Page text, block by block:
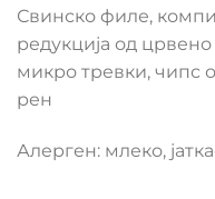
Свинско филе,
редукција од
микро тревки, чипс
рен
Алерген: млеко,